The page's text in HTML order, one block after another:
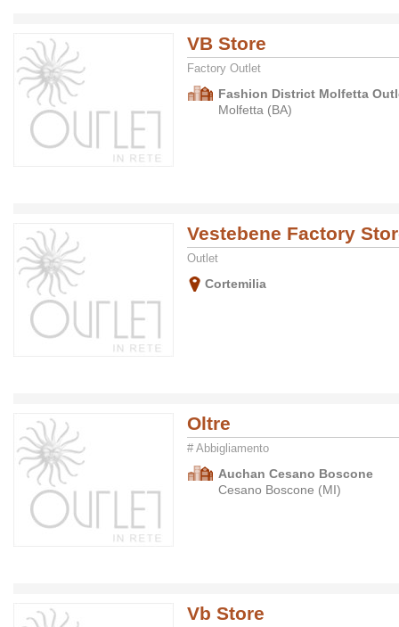
VB Store
Factory Outlet
Fashion District Molfetta
Molfetta (BA)
Vestebene Factory
Outlet
Cortemilia
Oltre
# Abbigliamento
Auchan Cesano Boscone
Cesano Boscone (MI)
Vb Store